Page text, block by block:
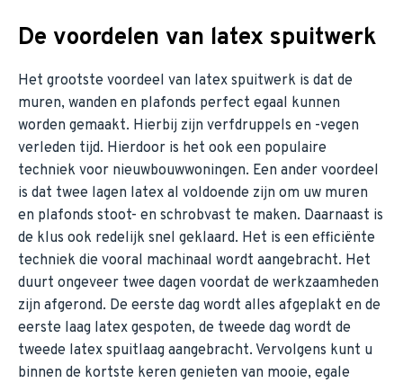
De voordelen van latex spuitwerk
Het grootste voordeel van latex spuitwerk is dat de
muren, wanden en plafonds perfect egaal kunnen
worden gemaakt. Hierbij zijn verfdruppels en -vegen
verleden tijd. Hierdoor is het ook een populaire
techniek voor nieuwbouwwoningen. Een ander voordeel
is dat twee lagen latex al voldoende zijn om uw muren
en plafonds stoot- en schrobvast te maken. Daarnaast is
de klus ook redelijk snel geklaard. Het is een efficiënte
techniek die vooral machinaal wordt aangebracht. Het
duurt ongeveer twee dagen voordat de werkzaamheden
zijn afgerond. De eerste dag wordt alles afgeplakt en de
eerste laag latex gespoten, de tweede dag wordt de
tweede latex spuitlaag aangebracht. Vervolgens kunt u
binnen de kortste keren genieten van mooie, egale